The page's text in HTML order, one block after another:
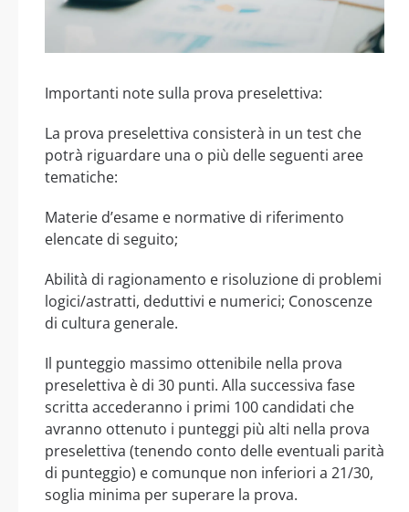
Importanti note sulla prova preselettiva:
La prova preselettiva consisterà in un test che
potrà riguardare una o più delle seguenti aree
tematiche:
Materie d’esame e normative di riferimento
elencate di seguito;
Abilità di ragionamento e risoluzione di problemi
logici/astratti, deduttivi e numerici; Conoscenze
di cultura generale.
Il punteggio massimo ottenibile nella prova
preselettiva è di 30 punti. Alla successiva fase
scritta accederanno i primi 100 candidati che
avranno ottenuto i punteggi più alti nella prova
preselettiva (tenendo conto delle eventuali parità
di punteggio) e comunque non inferiori a 21/30,
soglia minima per superare la prova.